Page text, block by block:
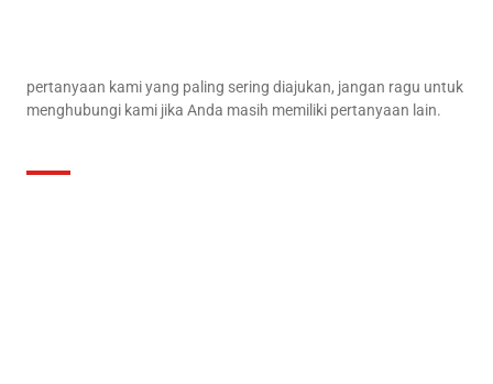
pertanyaan kami yang paling sering diajukan, jangan ragu untuk
menghubungi kami jika Anda masih memiliki pertanyaan lain.